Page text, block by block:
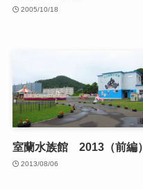
2005/10/18
室蘭水族館 2013（前編）
2013/08/06